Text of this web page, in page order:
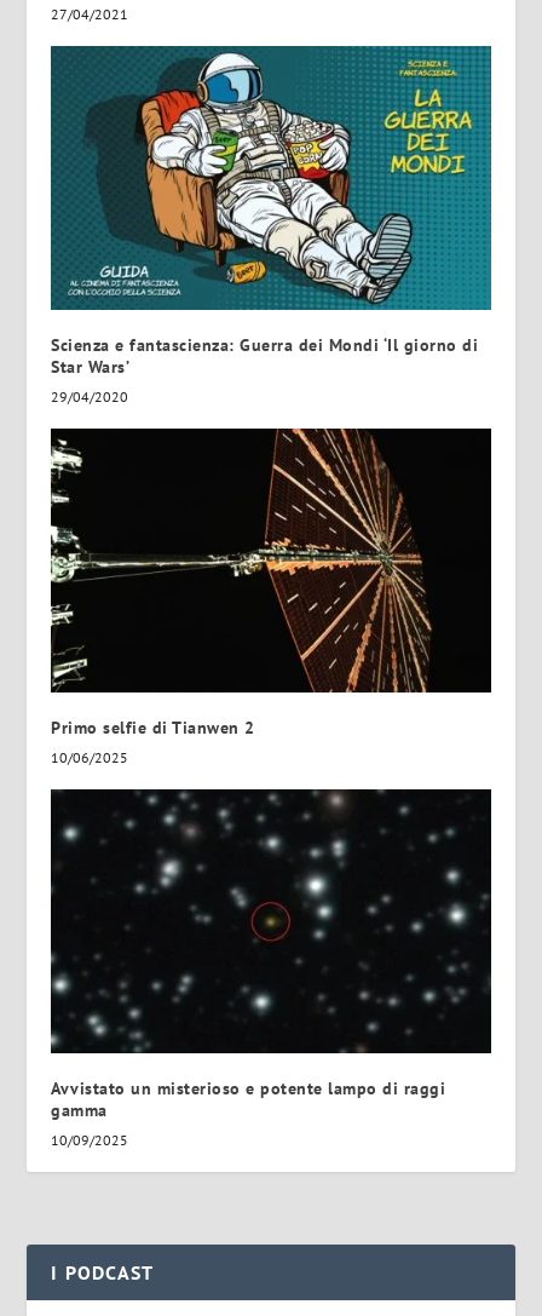
27/04/2021
Scienza e fantascienza: Guerra dei Mondi ‘Il giorno di
Star Wars’
29/04/2020
Primo selfie di Tianwen 2
10/06/2025
Avvistato un misterioso e potente lampo di raggi
gamma
10/09/2025
I PODCAST